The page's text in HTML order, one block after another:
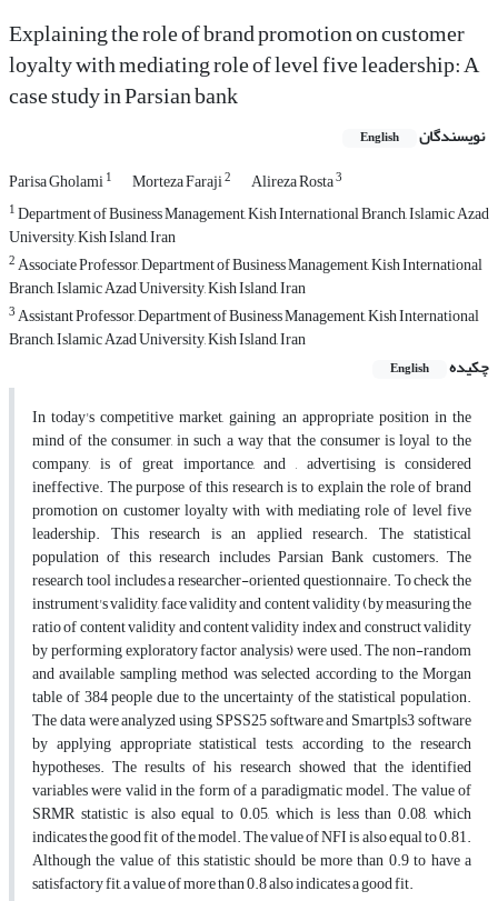
Explaining the role of brand promotion on customer
loyalty with mediating role of level five leadership: A
case study in Parsian bank
نویسندگان English
Parisa Gholami1 Morteza Faraji2 Alireza Rosta3
1Department of Business Management, Kish International Branch, Islamic Azad
University, Kish Island, Iran
2Associate Professor, Department of Business Management, Kish International
Branch, Islamic Azad University, Kish Island, Iran
3Assistant Professor, Department of Business Management, Kish International
Branch, Islamic Azad University, Kish Island, Iran
چکیده
English
In today's competitive market, gaining an appropriate position in the
mind of the consumer, in such a way that the consumer is loyal to the
company, is of great importance, and , advertising is considered
ineffective. The purpose of this research is to explain the role of brand
promotion on customer loyalty with with mediating role of level five
leadership. This research is an applied research. The statistical
population of this research includes Parsian Bank customers. The
research tool includes a researcher-oriented questionnaire. To check the
instrument's validity, face validity and content validity (by measuring the
ratio of content validity and content validity index and construct validity
by performing exploratory factor analysis) were used. The non-random
and available sampling method was selected according to the Morgan
table of 384 people due to the uncertainty of the statistical population.
The data were analyzed using SPSS25 software and Smartpls3 software
by applying appropriate statistical tests, according to the research
hypotheses. The results of his research showed that the identified
variables were valid in the form of a paradigmatic model. The value of
SRMR statistic is also equal to 0.05, which is less than 0.08, which
indicates the good fit of the model. The value of NFI is also equal to 0.81.
Although the value of this statistic should be more than 0.9 to have a
satisfactory fit, a value of more than 0.8 also indicates a good fit.